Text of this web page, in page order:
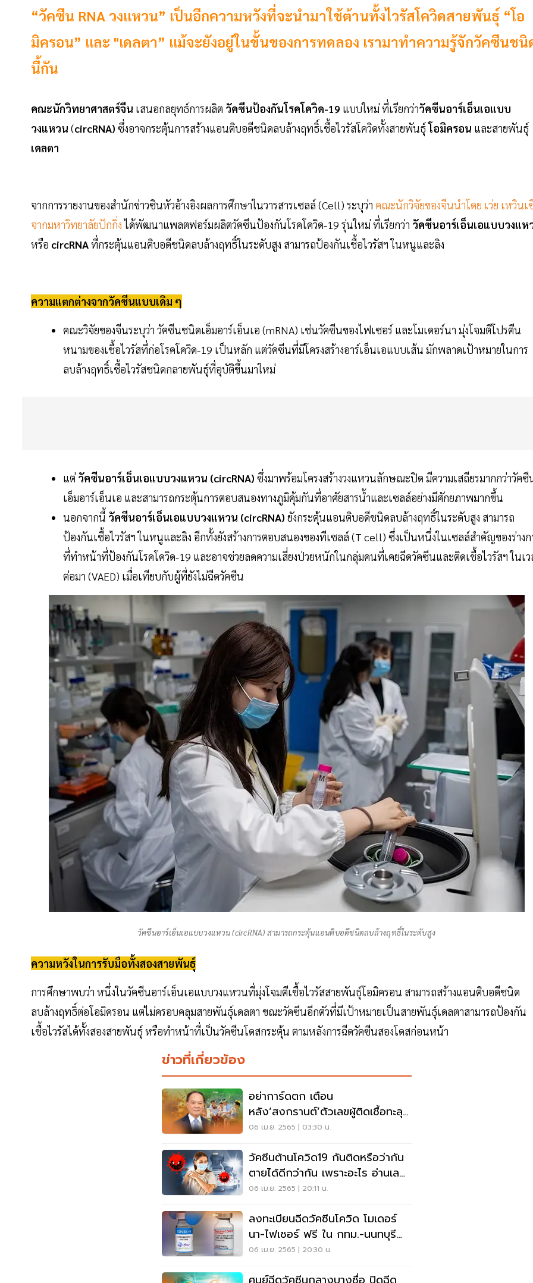
“วัคซีน RNA วงแหวน” เป็นอีกความหวังที่จะนำมาใช้ต้านทั้งไวรัสโควิดสายพันธุ์ “โอ
มิครอน” และ "เดลตา” แม้จะยังอยู่ในขั้นของการทดลอง เรามาทำความรู้จักวัคซีนชนิ
นี้กัน
คณะนักวิทยาศาสตร์จีน เสนอกลยุทธ์การผลิต วัคซีนป้องกันโรคโควิด-19 แบบใหม่ ที่เรียกว่าวัคซีนอาร์เอ็นเอแบบ
วงแหวน (circRNA) ซึ่งอาจกระตุ้นการสร้างแอนติบอดีชนิดลบล้างฤทธิ์เชื้อไวรัสโควิดทั้งสายพันธุ์โอมิครอน และสายพันธุ์
เดลตา
จากการรายงานของสำนักข่าวซินหัวอ้างอิงผลการศึกษาในวารสารเซลล์ (Cell) ระบุว่า คณะนักวิจัยของจีนนำโดย เว่ย เหวินเ
จากมหาวิทยาลัยปักกิ่งได้พัฒนาแพลตฟอร์มผลิตวัคซีนป้องกันโรคโควิด-19 รุ่นใหม่ ที่เรียกว่า วัคซีนอาร์เอ็นเอแบบวงแห
หรือ circRNAที่กระตุ้นแอนติบอดีชนิดลบล้างฤทธิ์ในระดับสูง สามารถป้องกันเชื้อไวรัสฯ ในหนูและลิง
ความแตกต่างจากวัคซีนแบบเดิม ๆ
คณะวิจัยของจีนระบุว่า วัคซีนชนิดเอ็มอาร์เอ็นเอ (mRNA) เช่นวัคซีนของไฟเซอร์ และโมเดอร์นา มุ่งโจมตีโปรตีน
หนามของเชื้อไวรัสที่ก่อโรคโควิด-19 เป็นหลัก แต่วัคซีนที่มีโครงสร้างอาร์เอ็นเอแบบเส้น มักพลาดเป้าหมายในการ
ลบล้างฤทธิ์เชื้อไวรัสชนิดกลายพันธุ์ที่อุบัติขึ้นมาใหม่
แต่ วัคซีนอาร์เอ็นเอแบบวงแหวน (circRNA) ซึ่งมาพร้อมโครงสร้างวงแหวนลักษณะปิด มีความเสถียรมากกว่าวัคซี
เอ็มอาร์เอ็นเอ และสามารถกระตุ้นการตอบสนองทางภูมิคุ้มกันที่อาศัยสารน้ำและเซลล์อย่างมีศักยภาพมากขึ้น
นอกจากนี้ วัคซีนอาร์เอ็นเอแบบวงแหวน (circRNA) ยังกระตุ้นแอนติบอดีชนิดลบล้างฤทธิ์ในระดับสูง สามารถ
ป้องกันเชื้อไวรัสฯ ในหนูและลิง อีกทั้งยังสร้างการตอบสนองของทีเซลล์ (T cell) ซึ่งเป็นหนึ่งในเซลล์สำคัญของร่างก
ที่ทำหน้าที่ป้องกันโรคโควิด-19 และอาจช่วยลดความเสี่ยงป่วยหนักในกลุ่มคนที่เคยฉีดวัคซีนและติดเชื้อไวรัสฯ ในเว
ต่อมา (VAED) เมื่อเทียบกับผู้ที่ยังไม่ฉีดวัคซีน
วัคซีนอาร์เอ็นเอแบบวงแหวน (circRNA) สามารถกระตุ้นแอนติบอดีชนิดลบล้างฤทธิ์ในระดับสูง
ความหวังในการรับมือทั้งสองสายพันธุ์
การศึกษาพบว่า หนึ่งในวัคซีนอาร์เอ็นเอแบบวงแหวนที่มุ่งโจมตีเชื้อไวรัสสายพันธุ์โอมิครอน สามารถสร้างแอนติบอดีชนิด
ลบล้างฤทธิ์ต่อโอมิครอน แต่ไม่ครอบคลุมสายพันธุ์เดลตา ขณะวัคซีนอีกตัวที่มีเป้าหมายเป็นสายพันธุ์เดลตาสามารถป้องกัน
เชื้อไวรัสได้ทั้งสองสายพันธุ์ หรือทำหน้าที่เป็นวัคซีนโดสกระตุ้น ตามหลังการฉีดวัคซีนสองโดสก่อนหน้า
ข่าวที่เกี่ยวข้อง
อย่าการ์ดตก เตือน
หลัง‘สงกรานต์’ตัวเลขผู้ติดเชื้อทะลุ
2 แสน/วัน
06 เม.ย. 2565 | 03:30 น.
วัคซีนต้านโควิด19 กันติดหรือว่ากัน
ตายได้ดีกว่ากัน เพราะอะไร อ่านเลย
ที่นี่
06 เม.ย. 2565 | 20:11 น.
ลงทะเบียนฉีดวัคซีนโควิด โมเดอร์
นา-ไฟเซอร์ ฟรี ใน กทม.-นนทบุรี
อัพเดทที่นี่
06 เม.ย. 2565 | 20:30 น.